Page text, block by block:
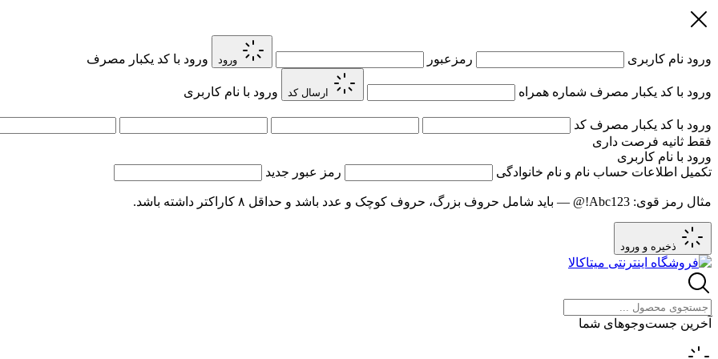
ورود نام کاربری رمزعبور ورود ورود با کد یکبار مصرف
ورود با کد یکبار مصرف شماره همراه ارسال کد ورود با نام کاربری
ورود با کد یکبار مصرف کد
فقط ثانیه فرصت داری
ورود با نام کاربری
تکمیل اطلاعات حساب نام و نام خانوادگی رمز عبور جدید
مثال رمز قوی: Abc123!@ — باید شامل حروف بزرگ، حروف کوچک و عدد باشد و حداقل ۸ کاراکتر داشته باشد.
ذخیره و ورود
آخرین جست‌وجوهای شما